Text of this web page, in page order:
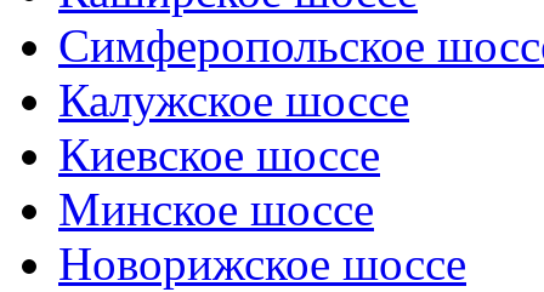
Симферопольское
Калужское шоссе
Киевское шоссе
Минское шоссе
Новорижское шоссе